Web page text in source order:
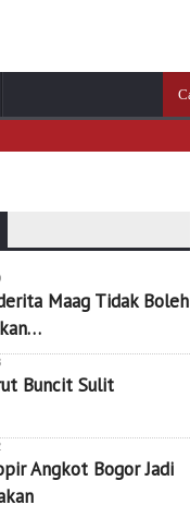
Maag Tidak Boleh
Buncit Sulit
Angkot Bogor Jadi